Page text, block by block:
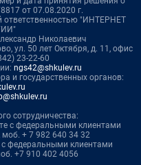
от 07.08.2020 г.
ответственностью "ИНТЕРНЕТ
Николаевич
ул. 50 лет Октября, д. 11, офис
23-22-60
ngs42@shkulev.ru
и государственных органов:
сотрудничества:
с федеральными клиентами
моб. + 7 982 640 34 32
федеральными клиентами
+7 910 402 4056